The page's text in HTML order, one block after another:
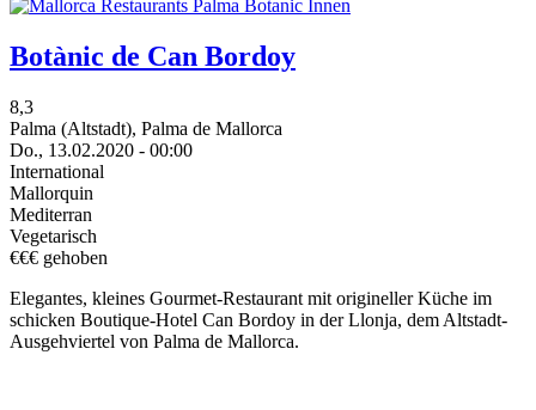
Botànic de Can Bordoy
8,3
Palma (Altstadt), Palma de Mallorca
Do., 13.02.2020 - 00:00
International
Mallorquin
Mediterran
Vegetarisch
€€€ gehoben
Elegantes, kleines Gourmet-Restaurant mit origineller Küche im
schicken Boutique-Hotel Can Bordoy in der Llonja, dem Altstadt-
Ausgehviertel von Palma de Mallorca.